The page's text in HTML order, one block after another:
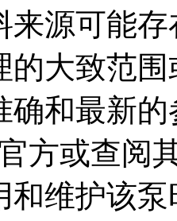
来源可能
的大致范
确和最新
方或查阅
和维护该